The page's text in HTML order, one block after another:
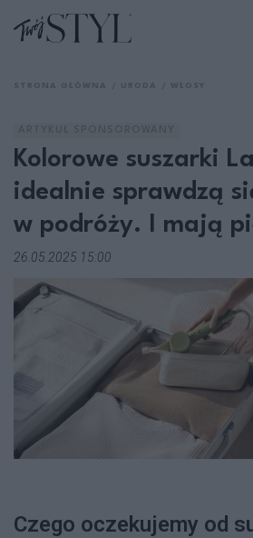
Kolorowe suszarki
idealnie sprawdzą
w podróży. I mają
26.05.2025 15:00
Czego oczekujemy od